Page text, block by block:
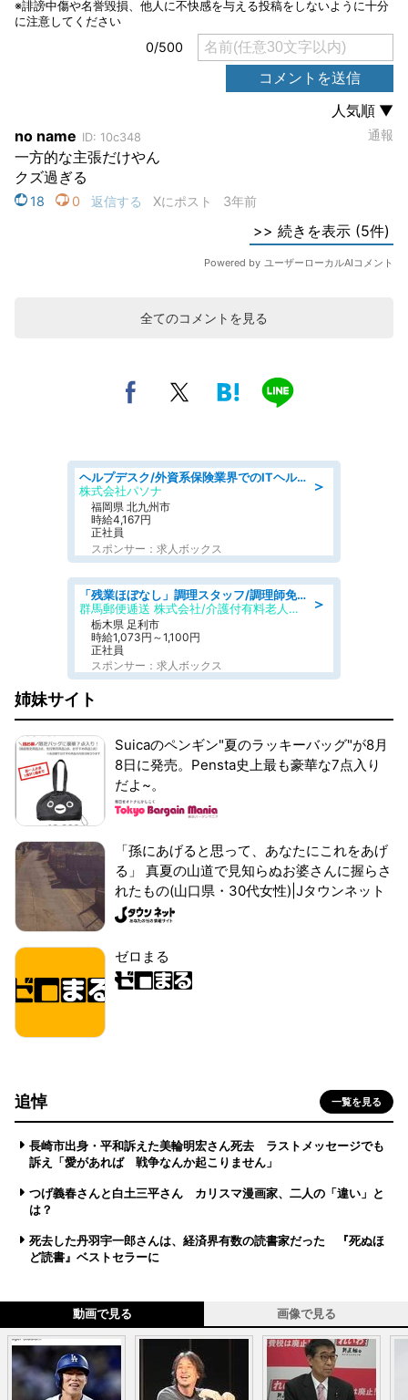
全てのコメントを見る
＞
ヘルプデスク/外資系保険業界でのITヘルプデスク業務/駅近/即日勤務可/ヘルプデスク
株式会社パソナ
福岡県 北九州市
時給4,167円
正社員
スポンサー：求人ボックス
＞
「残業ほぼなし」調理スタッフ/調理師免許必須/正職員/日勤のみ/介護付き有料老人ホーム/社会保障完備
群馬郵便逓送 株式会社/介護付有料老人ホーム ふる里
栃木県 足利市
時給1,073円～1,100円
正社員
スポンサー：求人ボックス
姉妹サイト
Suicaのペンギン"夏のラッキーバッグ"が8月
8日に発売。Pensta史上最も豪華な7点入り
だよ~。
「孫にあげると思って、あなたにこれをあげ
る」 真夏の山道で見知らぬお婆さんに握らさ
れたもの(山口県・30代女性)|Jタウンネット
ゼロまる
追悼 一覧を見る
長崎市出身・平和訴えた美輪明宏さん死去 ラストメッセージでも
訴え「愛があれば 戦争なんか起こりません」
つげ義春さんと白土三平さん カリスマ漫画家、二人の「違い」と
は？
死去した丹羽宇一郎さんは、経済界有数の読書家だった 『死ぬほ
ど読書』ベストセラーに
動画で見る 画像で見る